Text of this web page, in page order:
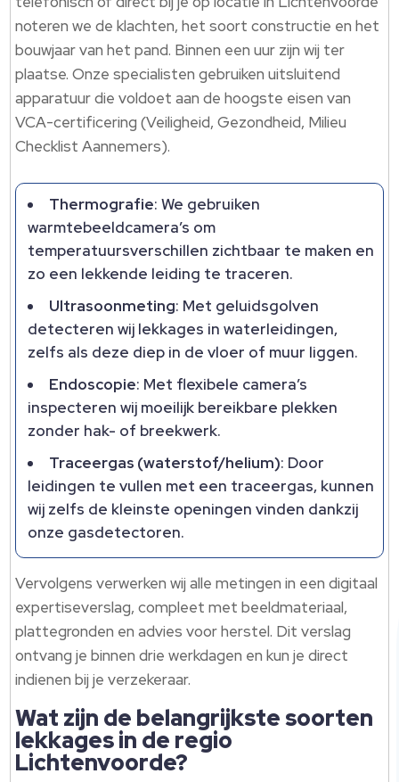
noteren we de klachten, het soort constructie en het
bouwjaar van het pand.​ Binnen een uur zijn wij ter
plaatse.​ Onze specialisten gebruiken uitsluitend
apparatuur die voldoet aan de hoogste eisen van
VCA-certificering (Veiligheid, Gezondheid, Milieu
Checklist Aannemers).​
Thermografie: We gebruiken
warmtebeeldcamera’s om
temperatuursverschillen zichtbaar te maken en
zo een lekkende leiding te traceren.​
Ultrasoonmeting: Met geluidsgolven
detecteren wij lekkages in waterleidingen,
zelfs als deze diep in de vloer of muur liggen.​
Endoscopie: Met flexibele camera’s
inspecteren wij moeilijk bereikbare plekken
zonder hak- of breekwerk.​
Traceergas (waterstof/helium): Door
leidingen te vullen met een traceergas, kunnen
wij zelfs de kleinste openingen vinden dankzij
onze gasdetectoren.​
Vervolgens verwerken wij alle metingen in een digitaal
expertiseverslag, compleet met beeldmateriaal,
plattegronden en advies voor herstel.​ Dit verslag
ontvang je binnen drie werkdagen en kun je direct
indienen bij je verzekeraar.​
Wat zijn de belangrijkste soorten
lekkages in de regio
Lichtenvoorde?